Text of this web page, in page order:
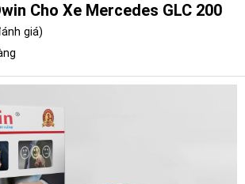
Cho Xe Mercedes GLC 200
giá)